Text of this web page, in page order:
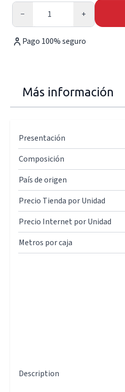
−
Cantidad
+
Pago 100% seguro
Más información
Presentación
Composición
País de origen
Precio Tienda por Unidad
Precio Internet por Unidad
Metros por caja
Description